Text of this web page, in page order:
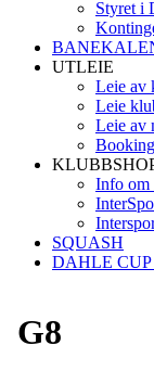
Styret i
UTLEIE
Leie av
Leie
Leie av
Info om
SQUASH
DAHLE CUP
G8